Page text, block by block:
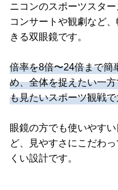
ニコンのスポーツスタ
コンサートや観劇など
きる双眼鏡です。
倍率を8倍〜24倍まで簡
め、全体を捉えたい一
も見たいスポーツ観戦
眼鏡の方でも使いやす
ど、見やすさにこだわ
くい設計です。